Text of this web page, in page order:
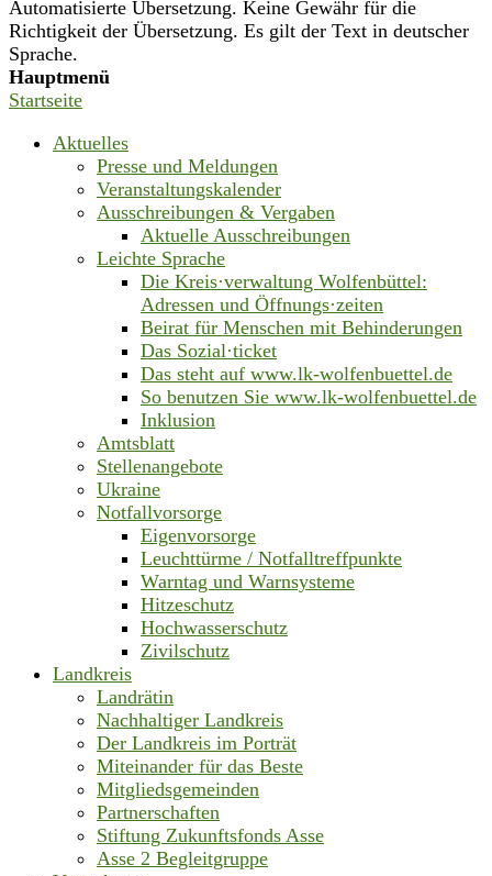
Automatisierte Übersetzung. Keine Gewähr für die
Richtigkeit der Übersetzung. Es gilt der Text in deutscher
Sprache.
Hauptmenü
Startseite
Aktuelles
Presse und Meldungen
Veranstaltungskalender
Ausschreibungen & Vergaben
Aktuelle Ausschreibungen
Leichte Sprache
Die Kreis·verwaltung Wolfenbüttel:
Adressen und Öffnungs·zeiten
Beirat für Menschen mit Behinderungen
Das Sozial·ticket
Das steht auf www.lk-wolfenbuettel.de
So benutzen Sie www.lk-wolfenbuettel.de
Inklusion
Amtsblatt
Stellenangebote
Ukraine
Notfallvorsorge
Eigenvorsorge
Leuchttürme / Notfalltreffpunkte
Warntag und Warnsysteme
Hitzeschutz
Hochwasserschutz
Zivilschutz
Landkreis
Landrätin
Nachhaltiger Landkreis
Der Landkreis im Porträt
Miteinander für das Beste
Mitgliedsgemeinden
Partnerschaften
Stiftung Zukunftsfonds Asse
Asse 2 Begleitgruppe